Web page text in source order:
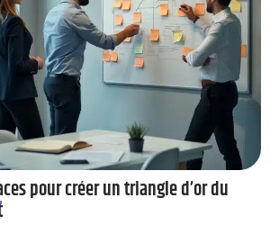
pour créer un triangle d’or du